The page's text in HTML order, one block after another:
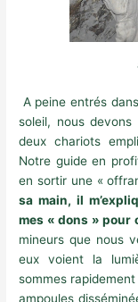
A peine entrés
soleil, nous
deux chariots
Notre guide en
en sortir une «
sa main, il
mes « dons » pour
mineurs que nous
eux voient la
sommes
ampoules